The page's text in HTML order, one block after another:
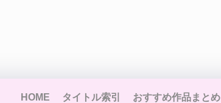
HOME タイトル索引 おすすめ作品まとめ